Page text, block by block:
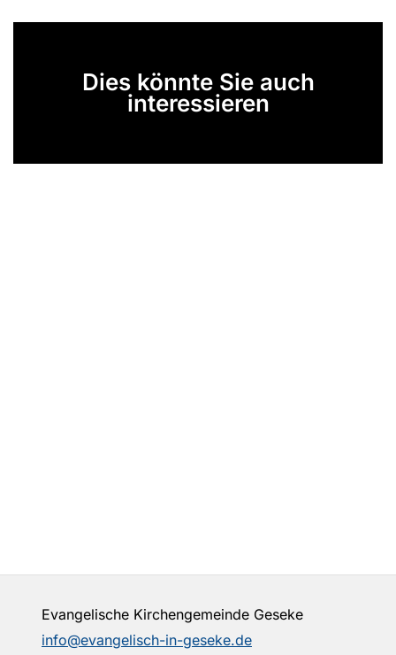
Dies könnte Sie auch
interessieren
Evangelische Kirchengemeinde Geseke
info@evangelisch-in-geseke.de